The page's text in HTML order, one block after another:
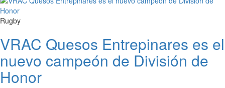
Rugby
VRAC Quesos Entrepinares es el
nuevo campeón de División de
Honor